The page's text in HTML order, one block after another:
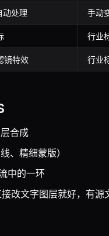
动处理 手动
行业
镜特效 行业
合成
、精细蒙版）
中的一环
改文字图层就好，有源